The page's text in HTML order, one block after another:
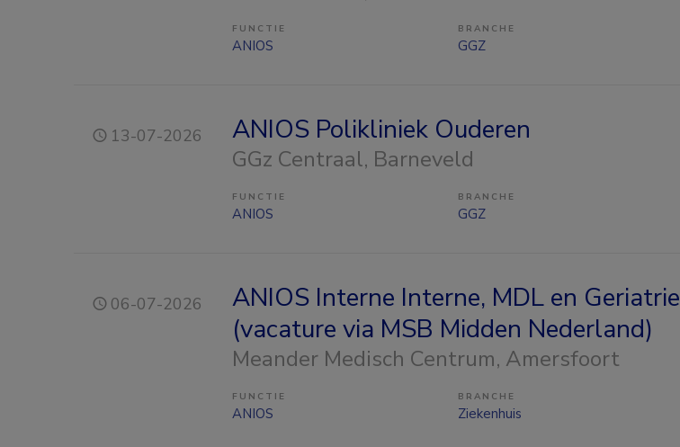
FUNCTIE
ANIOS
BRANCHE
GGZ
13-07-2026 ANIOS Polikliniek Ouderen
GGz Centraal, Barneveld
FUNCTIE
ANIOS
BRANCHE
GGZ
06-07-2026
ANIOS Interne Interne, MDL en Geriatrie
(vacature via MSB Midden Nederland)
Meander Medisch Centrum, Amersfoort
FUNCTIE
ANIOS
BRANCHE
Ziekenhuis